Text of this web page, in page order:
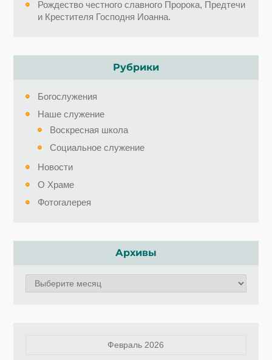
Рождество честного славного Пророка, Предтечи
и Крестителя Господня Иоанна.
Рубрики
Богослужения
Наше служение
Воскресная школа
Социальное служение
Новости
О Храме
Фотогалерея
Архивы
Архивы
Февраль 2026